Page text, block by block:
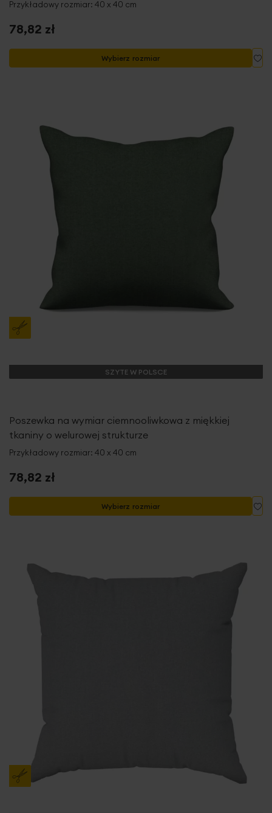
Przykładowy rozmiar: 40 x 40 cm
78,82 zł
Wybierz rozmiar
SZYTE W POLSCE
Poszewka na wymiar ciemnooliwkowa z miękkiej
tkaniny o welurowej strukturze
Przykładowy rozmiar: 40 x 40 cm
78,82 zł
Wybierz rozmiar